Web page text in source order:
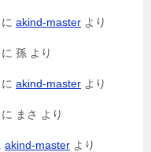
に akind-master より
に 孫 より
に akind-master より
に まさ より
akind-master より